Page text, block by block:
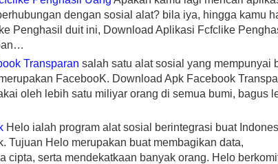
dengan sosial alat? bila iya, hingga kamu
Penghasil duit ini, Download Aplikasi Fcfclike
Transparan salah satu alat sosial yang mempunyai
FacebooK. Download Apk Facebook
oleh lebih satu miliyar orang di semua bumi, bagus
Helo ialah program alat sosial berintegrasi buat
Tujuan Helo merupakan buat membagikan data,
cipta, serta mendekatkaan banyak orang. Helo